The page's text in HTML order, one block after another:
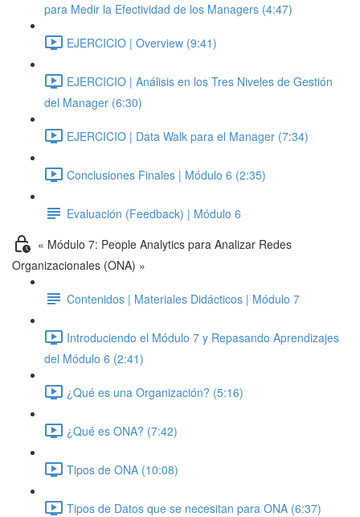
para Medir la Efectividad de los Managers (4:47)
EJERCICIO | Overview (9:41)
EJERCICIO | Análisis en los Tres Niveles de Gestión
del Manager (6:30)
EJERCICIO | Data Walk para el Manager (7:34)
Conclusiones Finales | Módulo 6 (2:35)
Evaluación (Feedback) | Módulo 6
« Módulo 7: People Analytics para Analizar Redes
Organizacionales (ONA) »
Contenidos | Materiales Didácticos | Módulo 7
Introduciendo el Módulo 7 y Repasando Aprendizajes
del Módulo 6 (2:41)
¿Qué es una Organización? (5:16)
¿Qué es ONA? (7:42)
Tipos de ONA (10:08)
Tipos de Datos que se necesitan para ONA (6:37)